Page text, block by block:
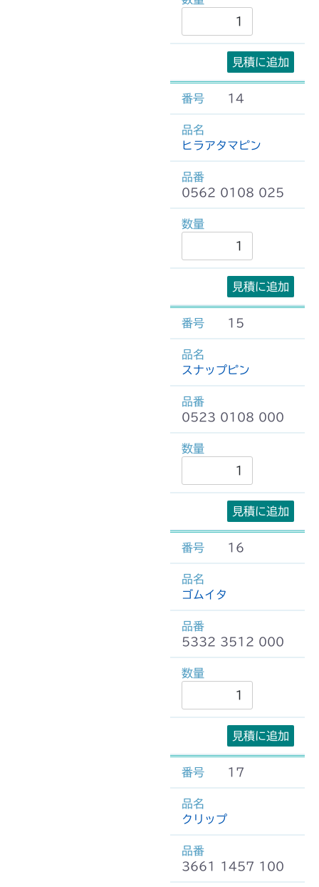
見積に追加
14
ヒラアタマピン
0562 0108 025
見積に追加
15
スナップピン
0523 0108 000
見積に追加
16
ゴムイタ
5332 3512 000
見積に追加
17
クリップ
3661 1457 100